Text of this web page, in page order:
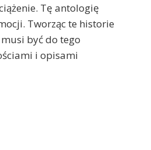
Tę antologię
Tworząc te historie
być do tego
i opisami